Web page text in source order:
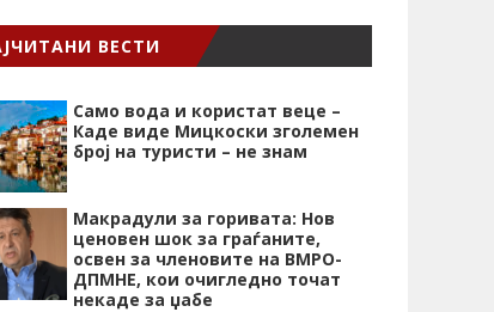
ВЕСТИ
Само вода и користат веце –
Каде виде Мицкоски зголемен
број на туристи – не знам
Макрадули за горивата: Нов
ценовен шок за граѓаните,
освен за членовите на ВМРО-
ДПМНЕ, кои очигледно точат
некаде за џабе